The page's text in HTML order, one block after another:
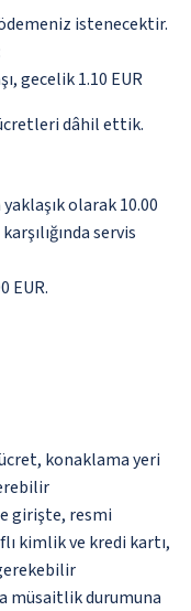
istenecektir.
gecelik 1.10 EUR
dâhil ettik.
olarak 10.00
servis
EUR.
konaklama yeri
girişte, resmi
kimlik ve kredi kartı,
müsaitlik durumuna